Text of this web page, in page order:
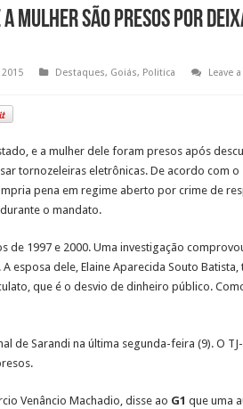
mulher são presos por
Destaques, Goiás, Politica
Leave
e a mulher dele foram presos após
tornozeleiras eletrônicas. De acordo com o
pena em regime aberto por crime de
o mandato.
1997 e 2000. Uma investigação
esposa dele, Elaine Aparecida Souto Batista,
que é o desvio de dinheiro público.
de Sarandi na última segunda-feira (9). O
Venâncio Machadio, disse ao G1 que uma